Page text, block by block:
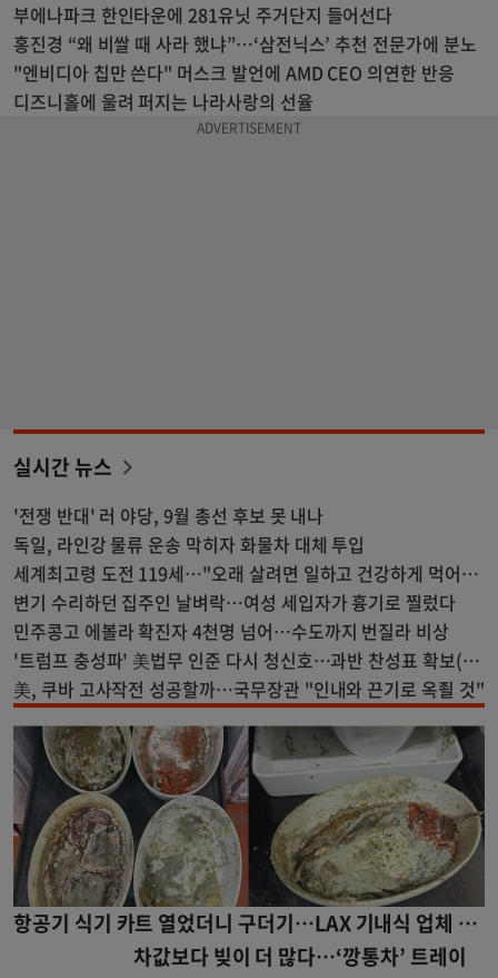
부에나파크 한인타운에 281유닛 주거단지 들어선다
홍진경 “왜 비쌀 때 사라 했냐”…‘삼전닉스’ 추천 전문가에 분노
"엔비디아 칩만 쓴다" 머스크 발언에 AMD CEO 의연한 반응
디즈니홀에 울려 퍼지는 나라사랑의 선율
실시간 뉴스
'전쟁 반대' 러 야당, 9월 총선 후보 못 내나
독일, 라인강 물류 운송 막히자 화물차 대체 투입
세계최고령 도전 119세…"오래 살려면 일하고 건강하게 먹어
라"
변기 수리하던 집주인 날벼락…여성 세입자가 흉기로 찔렀다
민주콩고 에볼라 확진자 4천명 넘어…수도까지 번질라 비상
'트럼프 충성파' 美법무 인준 다시 청신호…과반 찬성표 확보(종
합)
美, 쿠바 고사작전 성공할까…국무장관 "인내와 끈기로 옥죌 것"
항공기 식기 카트 열었더니 구더기…LAX 기내식 업체 논
차값보다 빚이 더 많다…‘깡통차’ 트레이